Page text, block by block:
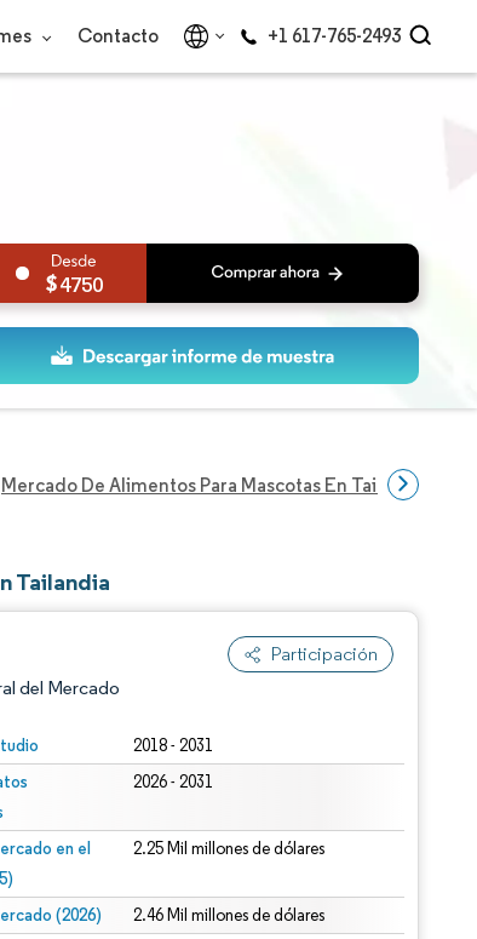
Contacto +1 617-765-2493
4750
Mercado De Alimentos Para Mascotas En Tailandia
Tailandia
Participación
del Mercado
2018 - 2031
2026 - 2031
en el
2.25 Mil millones de dólares
(2026) 2.46 Mil millones de dólares
4.0.